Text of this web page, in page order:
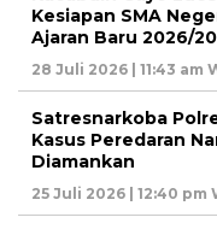
Kesiapan SMA
Ajaran Baru 2026/
28 Juli 2026 | 11:43 am
Satresnarkoba
Kasus Peredaran
Diamankan
25 Juli 2026 | 12:40 pm